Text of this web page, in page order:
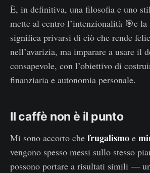
È, in definitiva, una filosofia e uno
mette al centro l’intenzionalità 🎯e
significa privarsi di ciò che rende
nell’avarizia, ma imparare a usare il
consapevole, con l’obiettivo di
finanziaria e autonomia personale.
Il caffè non è il punto
Mi sono accorto che frugalismo e
vengono spesso messi sullo stesso
possono portare a risultati simili —